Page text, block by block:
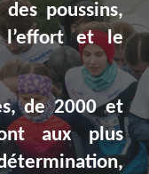
poussins,
l’effort et le
de 2000 et
aux plus